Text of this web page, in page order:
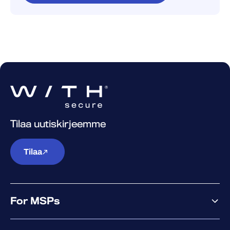
avulla. Katso linkki kohdasta ”Lisätietoja”.
Tilaa uutiskirjeemme
Tilaa
For MSPs